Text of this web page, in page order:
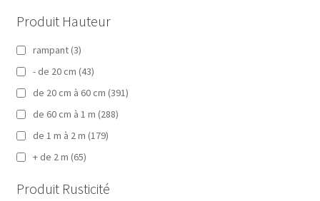
Produit Hauteur
rampant (3)
- de 20 cm (43)
de 20 cm à 60 cm (391)
de 60 cm à 1 m (288)
de 1 m à 2 m (179)
+ de 2 m (65)
Produit Rusticité